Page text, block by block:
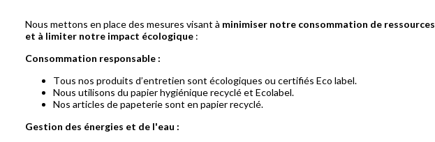
Nous mettons en place des mesures visant à minimiser notre consommation de ressources
et à limiter notre impact écologique :
Consommation responsable :
Tous nos produits d’entretien sont écologiques ou certifiés Eco label.
Nous utilisons du papier hygiénique recyclé et Ecolabel.
Nos articles de papeterie sont en papier recyclé.
Gestion des énergies et de l'eau :